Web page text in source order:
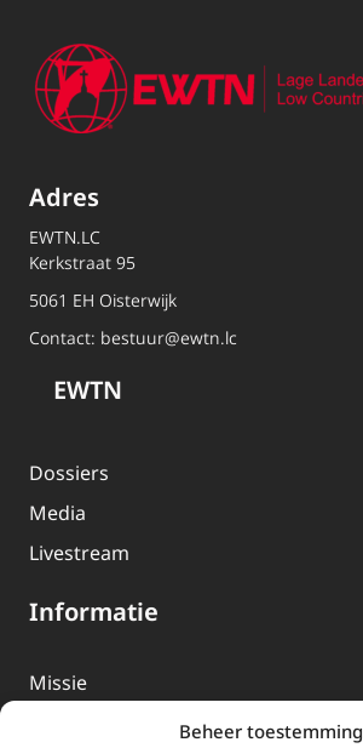
Beheer toestemming
Adres
EWTN.LC
Kerkstraat 95
5061 EH Oisterwijk
Contact: bestuur@ewtn.lc
EWTN
Dossiers
Media
Livestream
Informatie
Missie